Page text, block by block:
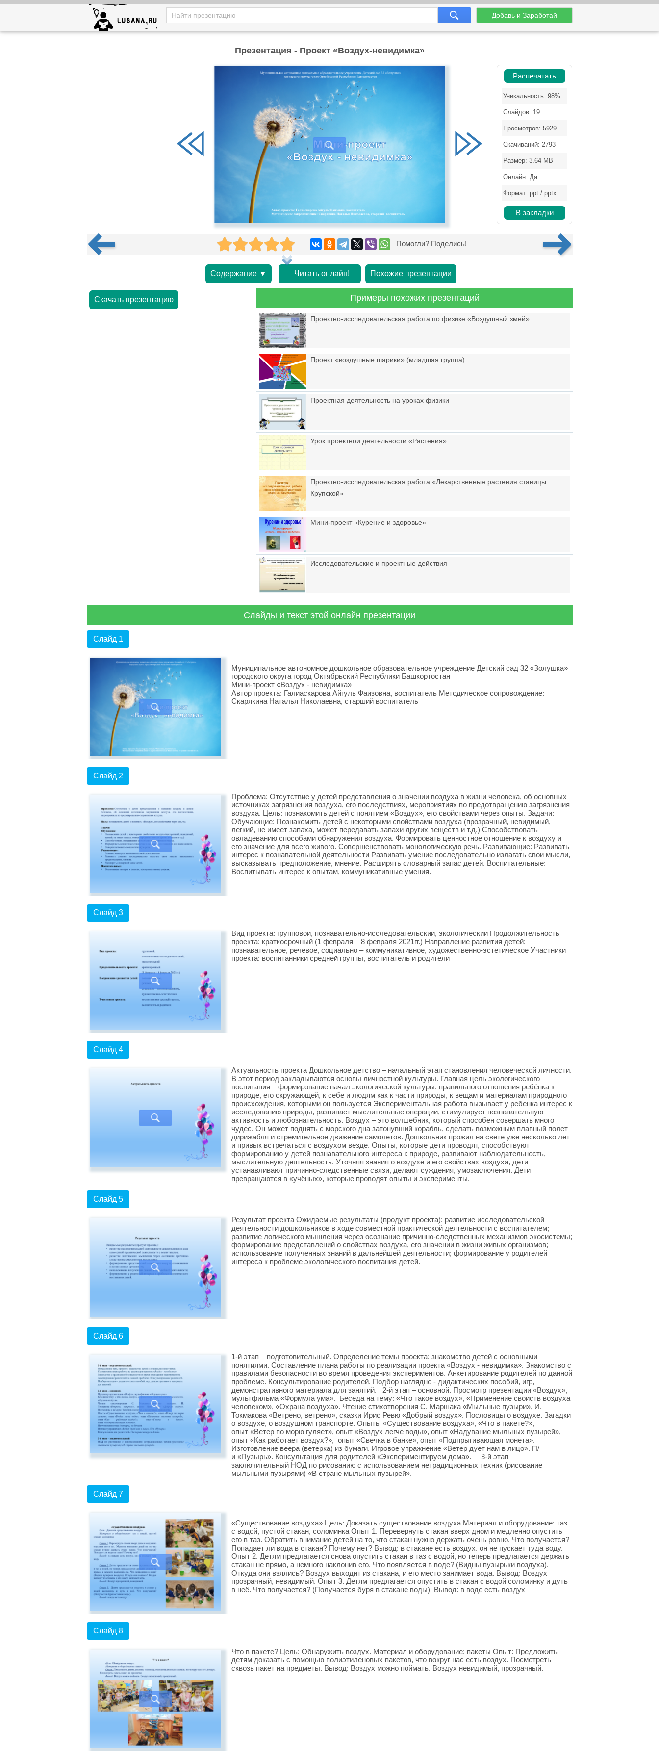
Добавь и Заработай
Презентация - Проект «Воздух-невидимка»
Распечатать
Уникальность: 98%
Слайдов: 19
Просмотров: 5929
Скачиваний: 2793
Размер: 3.64 MB
Онлайн: Да
Формат: ppt / pptx
В закладки
Помогли? Поделись!
Содержание ▼ Читать онлайн! Похожие презентации
Скачать презентацию Примеры похожих презентаций
Проектно-исследовательская работа по физике «Воздушный змей»
Проект «воздушные шарики» (младшая группа)
Проектная деятельность на уроках физики
Урок проектной деятельности «Растения»
Проектно-исследовательская работа «Лекарственные растения станицы
Крупской»
Мини-проект «Курение и здоровье»
Исследовательские и проектные действия
Слайды и текст этой онлайн презентации
Слайд 1
Муниципальное автономное дошкольное образовательное учреждение Детский сад 32 «Золушка»
городского округа город Октябрьский Республики Башкортостан
Мини-проект «Воздух - невидимка»
Автор проекта: Галиаскарова Айгуль Фаизовна, воспитатель Методическое сопровождение:
Скарякина Наталья Николаевна, старший воспитатель
Слайд 2
Проблема: Отсутствие у детей представления о значении воздуха в жизни человека, об основных
источниках загрязнения воздуха, его последствиях, мероприятиях по предотвращению загрязнения
воздуха. Цель: познакомить детей с понятием «Воздух», его свойствами через опыты. Задачи:
Обучающие: Познакомить детей с некоторыми свойствами воздуха (прозрачный, невидимый,
легкий, не имеет запаха, может передавать запахи других веществ и т.д.) Способствовать
овладеванию способами обнаружения воздуха. Формировать ценностное отношение к воздуху и
его значение для всего живого. Совершенствовать монологическую речь. Развивающие: Развивать
интерес к познавательной деятельности Развивать умение последовательно излагать свои мысли,
высказывать предположение, мнение. Расширять словарный запас детей. Воспитательные:
Воспитывать интерес к опытам, коммуникативные умения.
Слайд 3
Вид проекта: групповой, познавательно-исследовательский, экологический Продолжительность
проекта: краткосрочный (1 февраля – 8 февраля 2021гг.) Направление развития детей:
познавательное, речевое, социально – коммуникативное, художественно-эстетическое Участники
проекта: воспитанники средней группы, воспитатель и родители
Слайд 4
Актуальность проекта Дошкольное детство – начальный этап становления человеческой личности.
В этот период закладываются основы личностной культуры. Главная цель экологического
воспитания – формирование начал экологической культуры: правильного отношения ребёнка к
природе, его окружающей, к себе и людям как к части природы, к вещам и материалам природного
происхождения, которыми он пользуется Экспериментальная работа вызывает у ребенка интерес к
исследованию природы, развивает мыслительные операции, стимулирует познавательную
активность и любознательность. Воздух – это волшебник, который способен совершать много
чудес. Он может поднять с морского дна затонувший корабль, сделать возможным плавный полет
дирижабля и стремительное движение самолетов. Дошкольник прожил на свете уже несколько лет
и привык встречаться с воздухом везде. Опыты, которые дети проводят, способствуют
формированию у детей познавательного интереса к природе, развивают наблюдательность,
мыслительную деятельность. Уточняя знания о воздухе и его свойствах воздуха, дети
устанавливают причинно-следственные связи, делают суждения, умозаключения. Дети
превращаются в «учёных», которые проводят опыты и эксперименты.
Слайд 5
Результат проекта Ожидаемые результаты (продукт проекта): развитие исследовательской
деятельности дошкольников в ходе совместной практической деятельности с воспитателем;
развитие логического мышления через осознание причинно-следственных механизмов экосистемы;
формирование представлений о свойствах воздуха, его значении в жизни живых организмов;
использование полученных знаний в дальнейшей деятельности; формирование у родителей
интереса к проблеме экологического воспитания детей.
Слайд 6
1-й этап – подготовительный. Определение темы проекта: знакомство детей с основными
понятиями. Составление плана работы по реализации проекта «Воздух - невидимка». Знакомство с
правилами безопасности во время проведения экспериментов. Анкетирование родителей по данной
проблеме. Консультирование родителей. Подбор наглядно - дидактических пособий, игр,
демонстративного материала для занятий. 2-й этап – основной. Просмотр презентации «Воздух»,
мультфильма «Формула ума». Беседа на тему: «Что такое воздух», «Применение свойств воздуха
человеком», «Охрана воздуха». Чтение стихотворения С. Маршака «Мыльные пузыри», И.
Токмакова «Ветрено, ветрено», сказки Ирис Ревю «Добрый воздух». Пословицы о воздухе. Загадки
о воздухе, о воздушном транспорте. Опыты «Существование воздуха», «Что в пакете?»,
опыт «Ветер по морю гуляет», опыт «Воздух легче воды», опыт «Надувание мыльных пузырей»,
опыт «Как работает воздух?», опыт «Свечка в банке», опыт «Подпрыгивающая монета».
Изготовление веера (ветерка) из бумаги. Игровое упражнение «Ветер дует нам в лицо». П/
и «Пузырь». Консультация для родителей «Экспериментируем дома». 3-й этап –
заключительный НОД по рисованию с использованием нетрадиционных техник (рисование
мыльными пузырями) «В стране мыльных пузырей».
Слайд 7
«Существование воздуха» Цель: Доказать существование воздуха Материал и оборудование: таз
с водой, пустой стакан, соломинка Опыт 1. Перевернуть стакан вверх дном и медленно опустить
его в таз. Обратить внимание детей на то, что стакан нужно держать очень ровно. Что получается?
Попадает ли вода в стакан? Почему нет? Вывод: в стакане есть воздух, он не пускает туда воду.
Опыт 2. Детям предлагается снова опустить стакан в таз с водой, но теперь предлагается держать
стакан не прямо, а немного наклонив его. Что появляется в воде? (Видны пузырьки воздуха).
Откуда они взялись? Воздух выходит из стакана, и его место занимает вода. Вывод: Воздух
прозрачный, невидимый. Опыт 3. Детям предлагается опустить в стакан с водой соломинку и дуть
в неё. Что получается? (Получается буря в стакане воды). Вывод: в воде есть воздух
Слайд 8
Что в пакете? Цель: Обнаружить воздух. Материал и оборудование: пакеты Опыт: Предложить
детям доказать с помощью полиэтиленовых пакетов, что вокруг нас есть воздух. Посмотреть
сквозь пакет на предметы. Вывод: Воздух можно поймать. Воздух невидимый, прозрачный.